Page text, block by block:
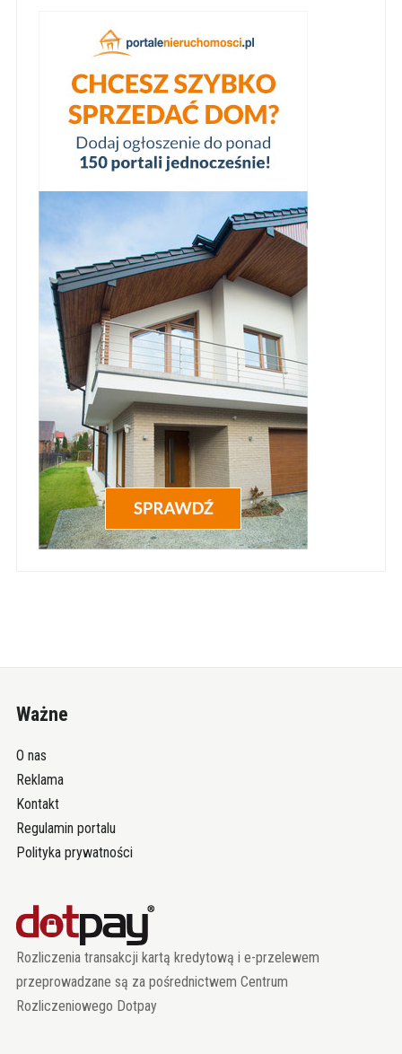
Ważne
O nas
Reklama
Kontakt
Regulamin portalu
Polityka prywatności
Rozliczenia transakcji kartą kredytową i e-przelewem
przeprowadzane są za pośrednictwem Centrum
Rozliczeniowego Dotpay